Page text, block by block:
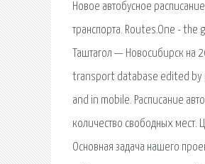
Новое автобусное
транспорта. Routes.One -
Таштагол — Новосибирск на
transport database edited by
and in mobile. Расписание
количество свободных
Основная задача нашего